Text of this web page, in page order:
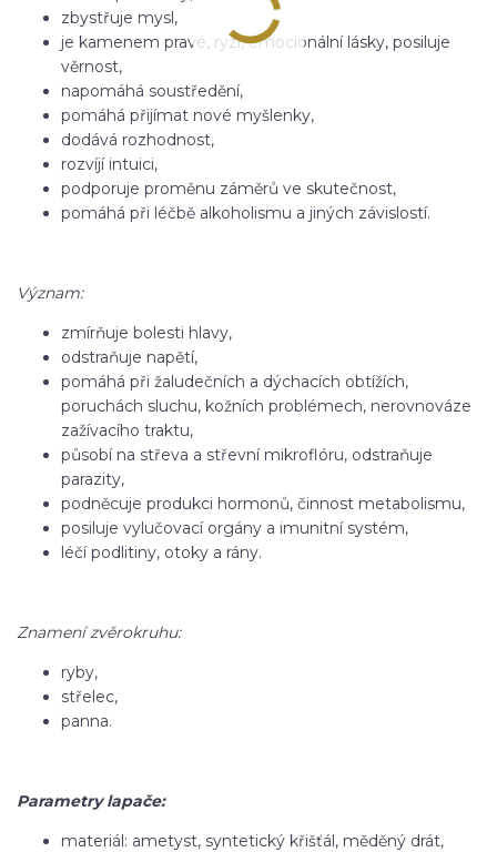
zbystřuje mysl,
je kamenem pravé, ryzí, emocionální lásky, posiluje
věrnost,
napomáhá soustředění,
pomáhá přijímat nové myšlenky,
dodává rozhodnost,
rozvíjí intuici,
podporuje proměnu záměrů ve skutečnost,
pomáhá při léčbě alkoholismu a jiných závislostí.
Význam:
zmírňuje bolesti hlavy,
odstraňuje napětí,
pomáhá při žaludečních a dýchacích obtížích,
poruchách sluchu, kožních problémech, nerovnováze
zažívacího traktu,
působí na střeva a střevní mikroflóru, odstraňuje
parazity,
podněcuje produkci hormonů, činnost metabolismu,
posiluje vylučovací orgány a imunitní systém,
léčí podlitiny, otoky a rány.
Znamení zvěrokruhu:
ryby,
střelec,
panna.
Parametry lapače:
materiál: ametyst, syntetický křišťál, měděný drát,